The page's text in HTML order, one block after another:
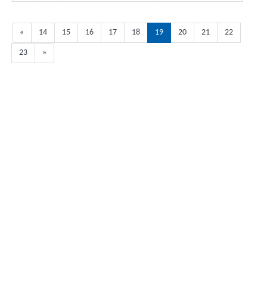
« 14 15 16 17 18 19 20 21 22
23 »